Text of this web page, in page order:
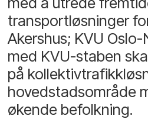
transportløsninger
Akershus; KVU
med KVU-staben
på
hovedstadsområde
økende befolkning.